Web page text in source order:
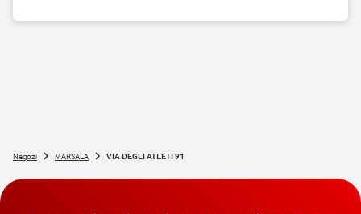
Negozi MARSALA VIA DEGLI ATLETI 91